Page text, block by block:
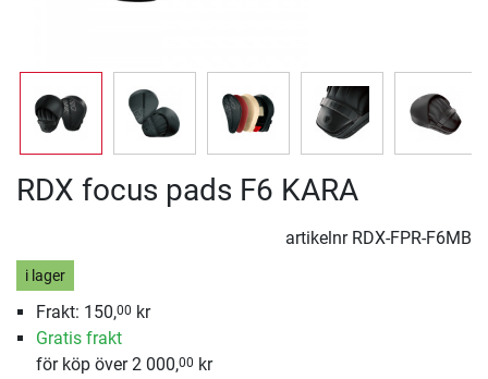
RDX focus pads F6 KARA
artikelnr RDX-FPR-F6MB
i lager
Frakt: 150,00 kr
Gratis frakt
för köp över 2 000,00 kr